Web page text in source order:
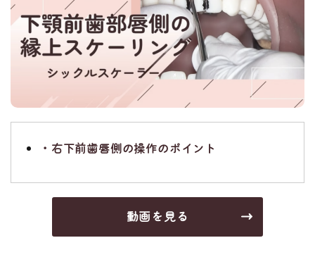
・右下前歯唇側の操作のポイント
動画を見る